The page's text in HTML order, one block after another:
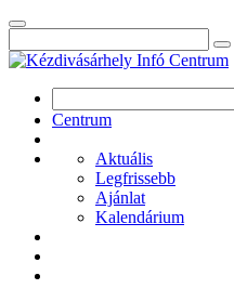
Centrum
Aktuális
Legfrissebb
Ajánlat
Kalendárium